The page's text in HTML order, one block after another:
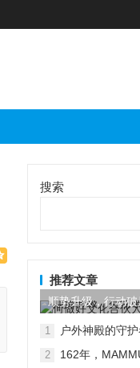
搜索
推荐文章
顺势升级，行动
何做好文化合伙人
1
户外神殿的守
2
162年，